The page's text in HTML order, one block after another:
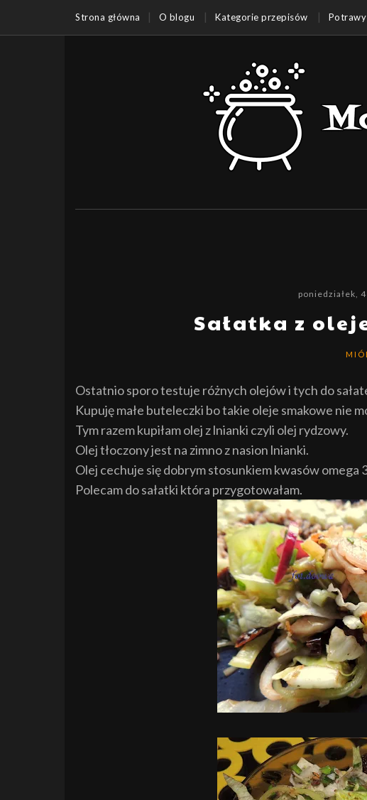
Strona główna O blogu Kategorie przepisów
poniedziałek,
Sałatka z
Ostatnio sporo testuje różnych olejów i tych do
Kupuję małe buteleczki bo takie oleje smakowe nie
Tym razem kupiłam olej z lnianki czyli olej rydzowy.
Olej tłoczony jest na zimno z nasion lnianki.
Olej cechuje się dobrym stosunkiem kwasów omega
Polecam do sałatki która przygotowałam.